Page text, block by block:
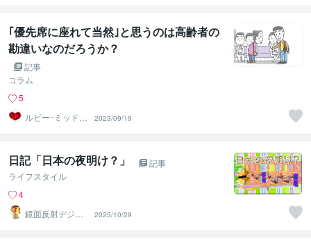
｢優先席に座れて当然｣と思うのは高齢者の
勘違いなのだろうか？
記事
コラム
5
ルビー･ミッドナ
イト
2023/09/19
日記「日本の夜明け？」
記事
ライフスタイル
4
鏡面反射デジタ
ルアート製作所
（鈴木穣）
2025/10/29